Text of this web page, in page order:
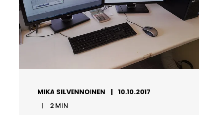
MIKA SILVENNOINEN 10.10.2017
2 MIN